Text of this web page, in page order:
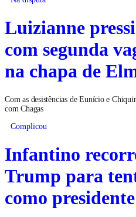
Luizianne
com segunda
na chapa de
Com as desistências de Eunício e
com Chagas
Complicou
Infantino
Trump para
como